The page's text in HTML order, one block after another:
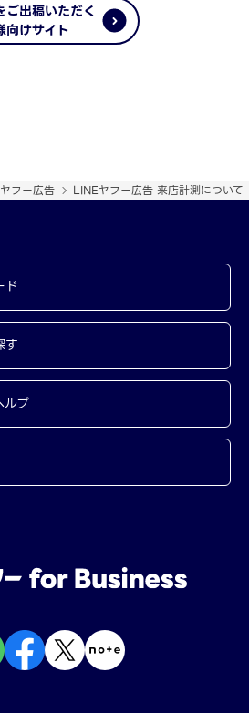
ご出稿いただく
向けサイト
フー広告 LINEヤフー広告 来店計測について
ド
す
ルプ